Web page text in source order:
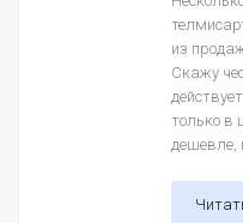
из
Скажу
только в
дешевле,